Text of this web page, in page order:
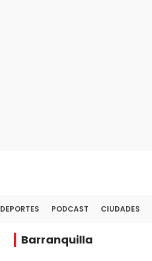
DEPORTES PODCAST CIUDADES
Barranquilla